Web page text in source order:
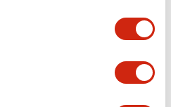
and Warranty